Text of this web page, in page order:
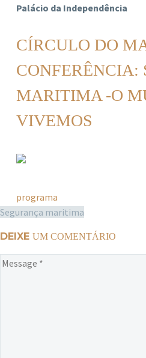
Palácio da Independência
CÍRCULO DO
CONFERÊNCIA:
MARITIMA -O
VIVEMOS
programa
Segurança maritima
DEIXE UM COMENTÁRIO